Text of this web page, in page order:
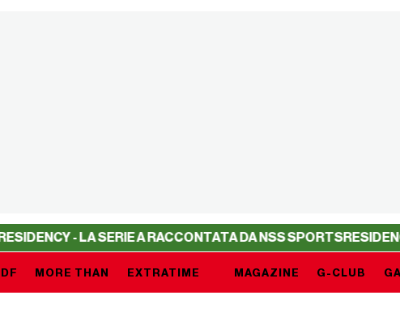
- LA SERIE A RACCONTATA DA NSS SPORTSRESIDENCY - LA
EXTRATIME
MORE THAN MAGAZINE G-CLUB